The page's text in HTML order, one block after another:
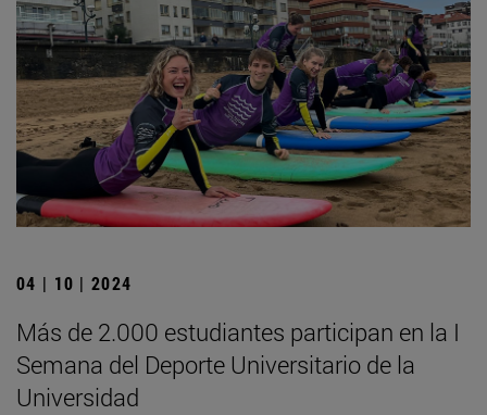
04 | 10 | 2024
Más de 2.000 estudiantes participan en la I
Semana del Deporte Universitario de la
Universidad